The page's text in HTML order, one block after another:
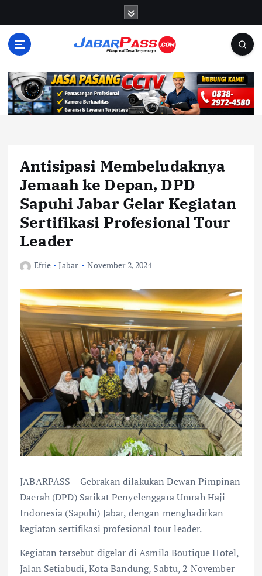
Antisipasi Membeludaknya
Jemaah ke Depan, DPD
Sapuhi Jabar Gelar Kegiatan
Sertifikasi Profesional Tour
Leader
Efrie Jabar November 2, 2024
JABARPASS – Gebrakan dilakukan Dewan Pimpinan
Daerah (DPD) Sarikat Penyelenggara Umrah Haji
Indonesia (Sapuhi) Jabar, dengan menghadirkan
kegiatan sertifikasi profesional tour leader.
Kegiatan tersebut digelar di Asmila Boutique Hotel,
Jalan Setiabudi, Kota Bandung, Sabtu, 2 November